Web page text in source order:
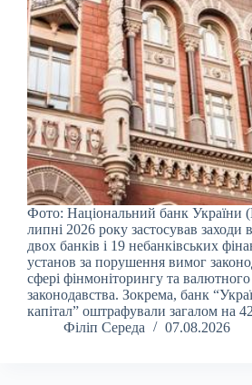
Фото: Національний банк України
липні 2026 року застосував заходи
двох банків і 19 небанківських
установ за порушення вимог
сфері фінмоніторингу та валютного
законодавства. Зокрема, банк
капітал” оштрафували загалом на
Філіп Середа
07.08.2026